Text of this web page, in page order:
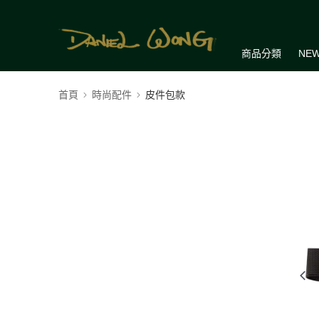
商品分類
首頁 時尚配件 皮件包款